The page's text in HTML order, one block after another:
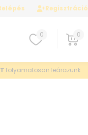
Regisztráció
0 0
folyamatosan leárazunk